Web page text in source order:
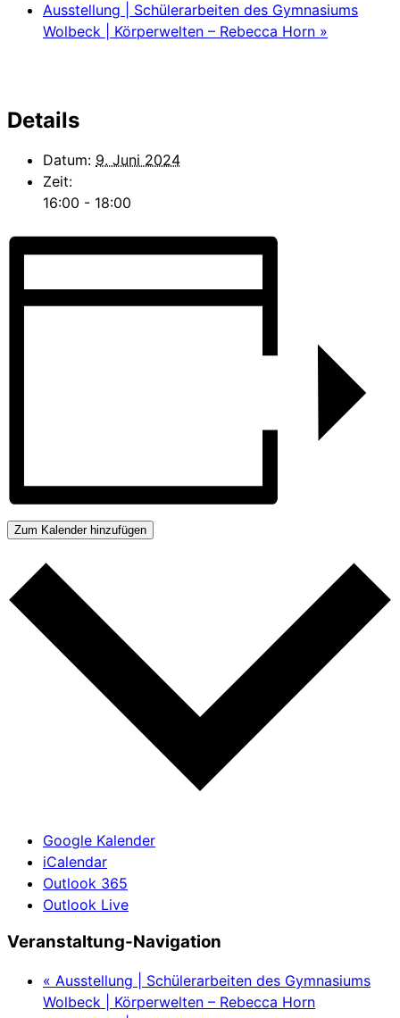
Ausstellung | Schülerarbeiten des Gymnasiums
Wolbeck | Körperwelten – Rebecca Horn »
Details
Datum: 9. Juni 2024
Zeit:
16:00 - 18:00
Zum Kalender hinzufügen
Google Kalender
iCalendar
Outlook 365
Outlook Live
Veranstaltung-Navigation
« Ausstellung | Schülerarbeiten des Gymnasiums
Wolbeck | Körperwelten – Rebecca Horn